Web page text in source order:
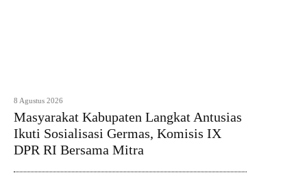
8 Agustus 2026
Masyarakat Kabupaten Langkat Antusias
Ikuti Sosialisasi Germas, Komisis IX
DPR RI Bersama Mitra